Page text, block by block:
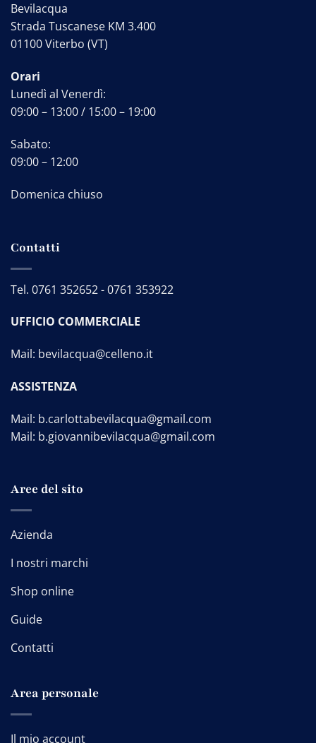
Bevilacqua
Strada Tuscanese KM 3.400
01100 Viterbo (VT)
Orari
Lunedì al Venerdì:
09:00 – 13:00 / 15:00 – 19:00
Sabato:
09:00 – 12:00
Domenica chiuso
Contatti
Tel. 0761 352652-0761 353922
UFFICIO COMMERCIALE
Mail: bevilacqua@celleno.it
ASSISTENZA
Mail: b.carlottabevilacqua@gmail.com
Mail: b.giovannibevilacqua@gmail.com
Aree del sito
Azienda
I nostri marchi
Shop online
Guide
Contatti
Area personale
Il mio account